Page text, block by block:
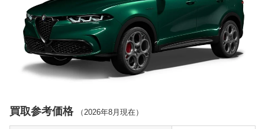
買取参考価格 （ 2026年8月 現在）